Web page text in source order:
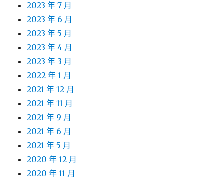
2023 年 7 月
2023 年 6 月
2023 年 5 月
2023 年 4 月
2023 年 3 月
2022 年 1 月
2021 年 12 月
2021 年 11 月
2021 年 9 月
2021 年 6 月
2021 年 5 月
2020 年 12 月
2020 年 11 月